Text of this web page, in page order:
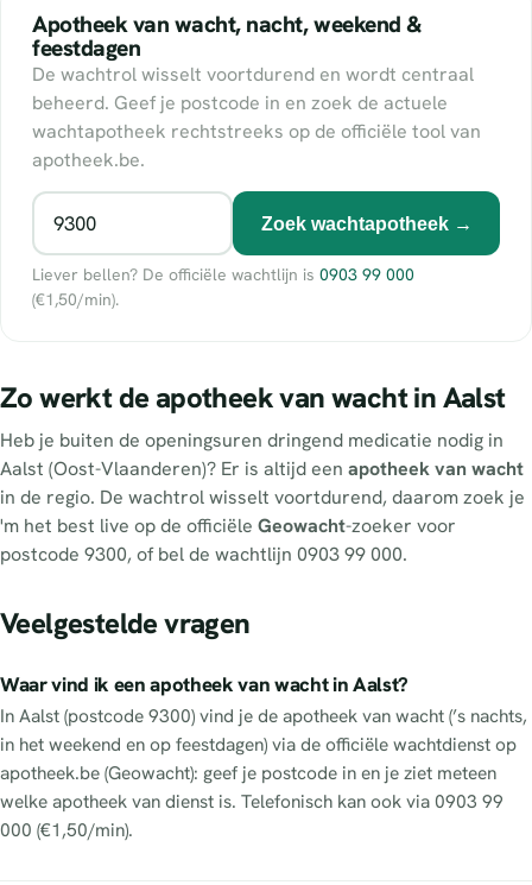
Apotheek van wacht, nacht, weekend &
feestdagen
De wachtrol wisselt voortdurend en wordt centraal
beheerd. Geef je postcode in en zoek de actuele
wachtapotheek rechtstreeks op de officiële tool van
apotheek.be.
Zoek wachtapotheek →
Liever bellen? De officiële wachtlijn is 0903 99 000
(€1,50/min).
Zo werkt de apotheek van wacht in Aalst
Heb je buiten de openingsuren dringend medicatie nodig in
Aalst (Oost-Vlaanderen)? Er is altijd een apotheek van wacht
in de regio. De wachtrol wisselt voortdurend, daarom zoek je
'm het best live op de officiële Geowacht-zoeker voor
postcode 9300, of bel de wachtlijn 0903 99 000.
Veelgestelde vragen
Waar vind ik een apotheek van wacht in Aalst?
In Aalst (postcode 9300) vind je de apotheek van wacht (’s nachts,
in het weekend en op feestdagen) via de officiële wachtdienst op
apotheek.be (Geowacht): geef je postcode in en je ziet meteen
welke apotheek van dienst is. Telefonisch kan ook via 0903 99
000 (€1,50/min).